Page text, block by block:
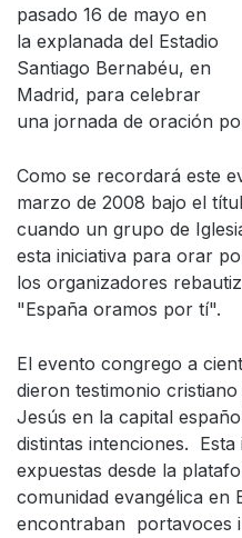
pasado 16 de mayo en
la explanada del Estadio
Santiago Bernabéu, en
Madrid, para celebrar
una jornada de oración
Como se recordará este
marzo de 2008 bajo el
cuando un grupo de
esta iniciativa para orar
los organizadores
"España oramos por tí".
El evento congrego a
dieron testimonio
Jesús en la capital
distintas intenciones.
expuestas desde la
comunidad evangélica en
encontraban portavoces